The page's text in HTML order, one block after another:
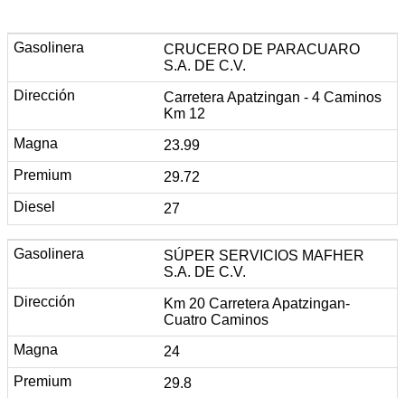
CRUCERO DE PARACUARO
S.A. DE C.V.
Carretera Apatzingan - 4 Caminos
Km 12
23.99
29.72
27
SÚPER SERVICIOS MAFHER
S.A. DE C.V.
Km 20 Carretera Apatzingan-
Cuatro Caminos
24
29.8